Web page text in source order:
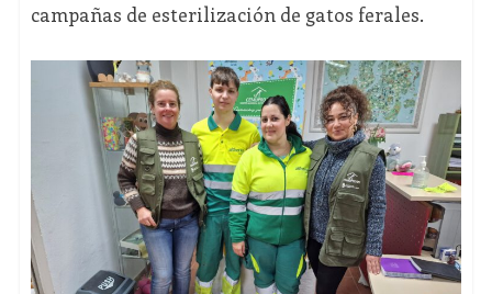
campañas de esterilización de gatos ferales.